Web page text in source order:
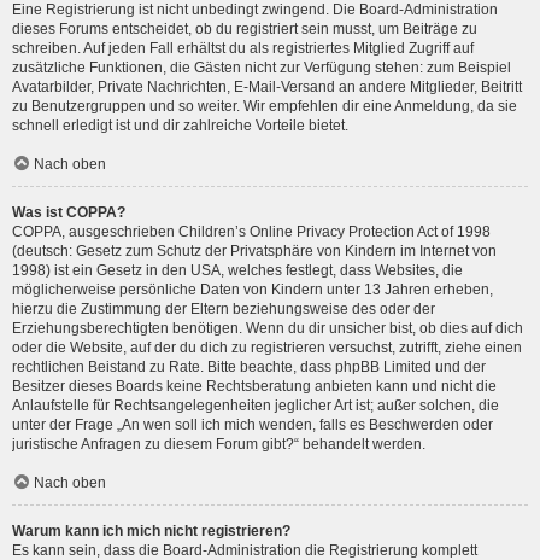
Eine Registrierung ist nicht unbedingt zwingend. Die Board-Administration
dieses Forums entscheidet, ob du registriert sein musst, um Beiträge zu
schreiben. Auf jeden Fall erhältst du als registriertes Mitglied Zugriff auf
zusätzliche Funktionen, die Gästen nicht zur Verfügung stehen: zum Beispiel
Avatarbilder, Private Nachrichten, E-Mail-Versand an andere Mitglieder, Beitritt
zu Benutzergruppen und so weiter. Wir empfehlen dir eine Anmeldung, da sie
schnell erledigt ist und dir zahlreiche Vorteile bietet.
Nach oben
Was ist COPPA?
COPPA, ausgeschrieben Children’s Online Privacy Protection Act of 1998
(deutsch: Gesetz zum Schutz der Privatsphäre von Kindern im Internet von
1998) ist ein Gesetz in den USA, welches festlegt, dass Websites, die
möglicherweise persönliche Daten von Kindern unter 13 Jahren erheben,
hierzu die Zustimmung der Eltern beziehungsweise des oder der
Erziehungsberechtigten benötigen. Wenn du dir unsicher bist, ob dies auf dich
oder die Website, auf der du dich zu registrieren versuchst, zutrifft, ziehe einen
rechtlichen Beistand zu Rate. Bitte beachte, dass phpBB Limited und der
Besitzer dieses Boards keine Rechtsberatung anbieten kann und nicht die
Anlaufstelle für Rechtsangelegenheiten jeglicher Art ist; außer solchen, die
unter der Frage „An wen soll ich mich wenden, falls es Beschwerden oder
juristische Anfragen zu diesem Forum gibt?“ behandelt werden.
Nach oben
Warum kann ich mich nicht registrieren?
Es kann sein, dass die Board-Administration die Registrierung komplett